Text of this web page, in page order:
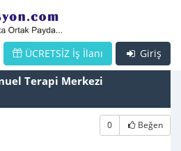
Giriş
ÜCRETSİZ İş İlanı
Terapi Merkezi
0 Beğen